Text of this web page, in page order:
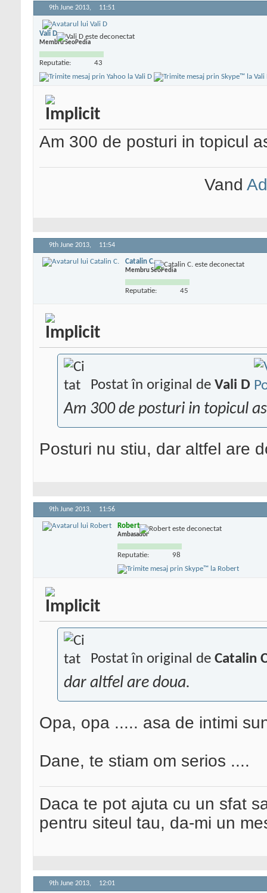
9th June 2013, 11:51
Vali D
Membru SeoPedia
Reputatie: 43
Am 300 de posturi in topicul
Vand
9th June 2013, 11:54
Catalin C.
Membru SeoPedia
Reputatie: 45
Postat în original de Vali D
Am 300 de posturi in topicul
Posturi nu stiu, dar altfel are
9th June 2013, 11:56
Robert
Ambasador
Reputatie: 98
Postat în original de Catalin
dar altfel are doua.
Opa, opa ..... asa de intimi
Dane, te stiam om serios ....
Daca te pot ajuta cu un sfat
pentru siteul tau, da-mi un
9th June 2013, 12:01